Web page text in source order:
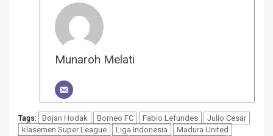
Munaroh Melati
Tags: Bojan Hodak Borneo FC Fabio Lefundes
Julio Cesar
klasemen Super League
Liga Indonesia
Madura United